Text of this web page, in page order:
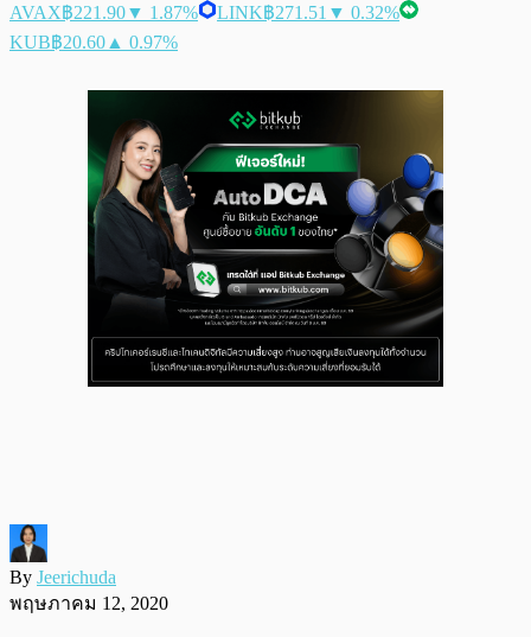
AVAX฿221.90▼ 1.87% LINK฿271.51 ▼ 0.32%
KUB฿20.60 ▲ 0.97%
By Jeerichuda
พฤษภาคม 12, 2020